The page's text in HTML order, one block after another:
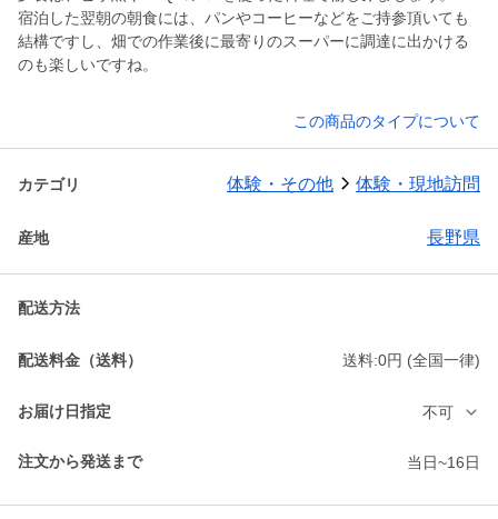
宿泊した翌朝の朝食には、パンやコーヒーなどをご持参頂いても
結構ですし、畑での作業後に最寄りのスーパーに調達に出かける
のも楽しいですね。
この商品のタイプについて
カテゴリ 体験・その他 体験・現地訪問
産地 長野県
配送方法
配送料金（送料） 送料:0円 (全国一律)
お届け日指定 不可
注文から発送まで 当日~16日